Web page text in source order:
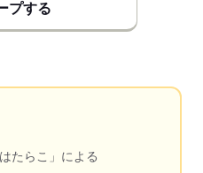
プする
たらこ」による